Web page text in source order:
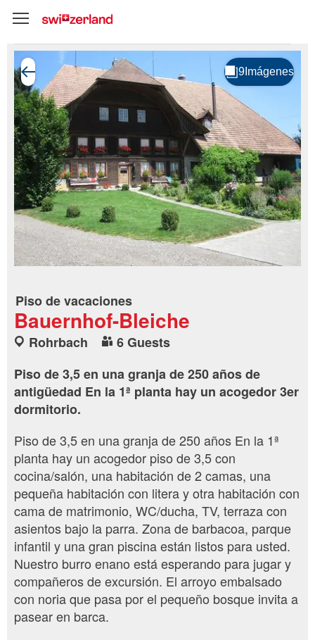
Piso de vacaciones
Bauernhof-Bleiche
Rohrbach
6 Guests
Piso de 3,5 en una granja de 250 años de
antigüedad En la 1ª planta hay un acogedor 3er
dormitorio.
Piso de 3,5 en una granja de 250 años En la 1ª
planta hay un acogedor piso de 3,5 con
cocina/salón, una habitación de 2 camas, una
pequeña habitación con litera y otra habitación con
cama de matrimonio, WC/ducha, TV, terraza con
asientos bajo la parra. Zona de barbacoa, parque
infantil y una gran piscina están listos para usted.
Nuestro burro enano está esperando para jugar y
compañeros de excursión. El arroyo embalsado
con noria que pasa por el pequeño bosque invita a
pasear en barca.